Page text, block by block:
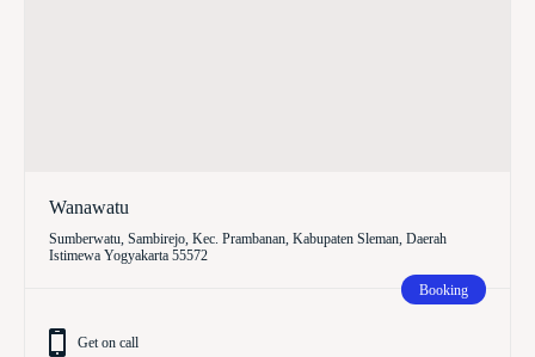
Wanawatu
Sumberwatu, Sambirejo, Kec. Prambanan, Kabupaten Sleman, Daerah
Istimewa Yogyakarta 55572
Booking
Get on call